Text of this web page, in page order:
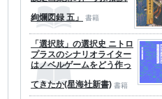
絢爛図録 五」 書籍
「選択肢」の選択史 ニトロ
プラスのシナリオライター
はノベルゲームをどう作っ
てきたか(星海社新書) 書籍